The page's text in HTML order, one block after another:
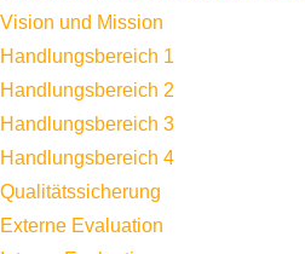
Vision und Mission
Handlungsbereich 1
Handlungsbereich 2
Handlungsbereich 3
Handlungsbereich 4
Qualitätssicherung
Externe Evaluation